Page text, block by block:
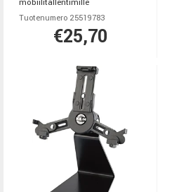
mobiilitallentimille
Tuotenumero 25519783
€25,70